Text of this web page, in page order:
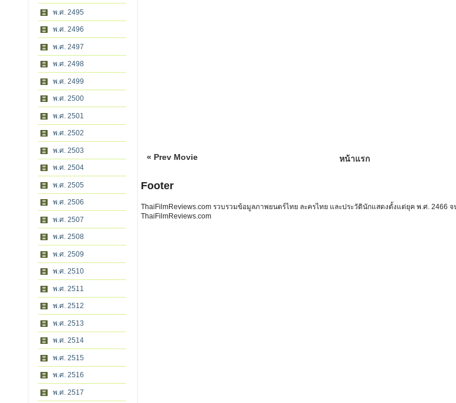
พ.ศ. 2495
พ.ศ. 2496
พ.ศ. 2497
พ.ศ. 2498
พ.ศ. 2499
พ.ศ. 2500
พ.ศ. 2501
พ.ศ. 2502
พ.ศ. 2503
พ.ศ. 2504
พ.ศ. 2505
พ.ศ. 2506
พ.ศ. 2507
พ.ศ. 2508
พ.ศ. 2509
พ.ศ. 2510
พ.ศ. 2511
พ.ศ. 2512
พ.ศ. 2513
พ.ศ. 2514
พ.ศ. 2515
พ.ศ. 2516
พ.ศ. 2517
« Prev Movie หน้าแรก
Footer
ThaiFilmReviews.com รวบรวมข้อมูลภาพยนตร์ไทย ละครไทย และประวัตินักแสดงตั้งแต่ยุค พ.ศ. 2466
ThaiFilmReviews.com